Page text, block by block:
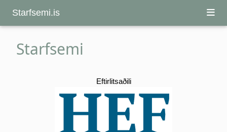
Starfsemi.is
Starfsemi
Eftirlitsaðili